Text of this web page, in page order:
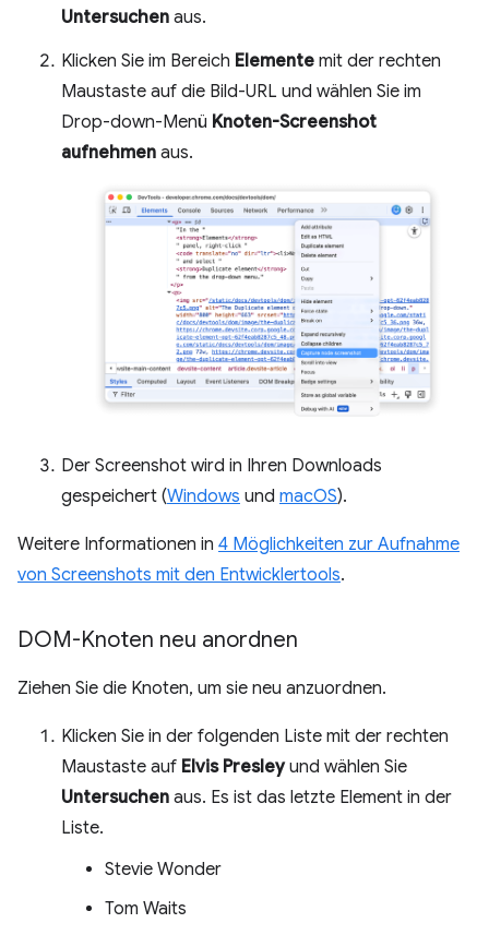
Untersuchen aus.
Klicken Sie im Bereich Elemente mit der rechten
Maustaste auf die Bild-URL und wählen Sie im
Drop-down-Menü Knoten-Screenshot
aufnehmen aus.
Der Screenshot wird in Ihren Downloads
gespeichert (Windows und macOS).
Weitere Informationen in 4 Möglichkeiten zur Aufnahme
von Screenshots mit den Entwicklertools.
DOM-Knoten neu anordnen
Ziehen Sie die Knoten, um sie neu anzuordnen.
Klicken Sie in der folgenden Liste mit der rechten
Maustaste auf Elvis Presleyund wählen Sie
Untersuchen aus. Es ist das letzte Element in der
Liste.
Stevie Wonder
Tom Waits